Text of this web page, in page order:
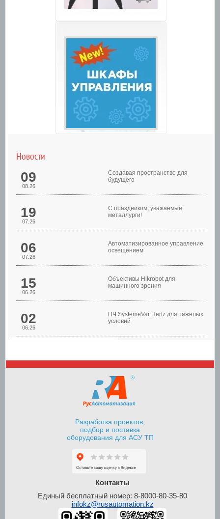
Шкафы управления
Шкафы контроля и
Новости
09
08.26
Создавая пространство для
будущего
19
07.26
С праздником, уважаемые
металлурги!
06
07.26
Автоматизированное управление
освещением
15
06.26
Объективы Hikrobot для
машинного зрения
02
06.26
ПЧ SystemeVar Hertz для тяжелых
условий
Разработка проектов,
подбор и поставка
оборудования для АСУ ТП
Контакты
Единый бесплатный номер: 8-8000-80-35-80
infokz@rusautomation.kz